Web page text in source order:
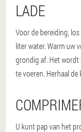
LADE
Voor de bereiding,
liter water. Warm uw
grondig af. Het wordt
te voeren. Herhaal
U kunt pap van het